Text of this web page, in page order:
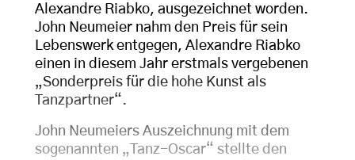
Alexandre Riabko, ausgezeichnet worden.
John Neumeier nahm den Preis für sein
Lebenswerk entgegen, Alexandre Riabko
einen in diesem Jahr erstmals vergebenen
„Sonderpreis für die hohe Kunst als
Tanzpartner“.
John Neumeiers Auszeichnung mit dem
sogenannten „Tanz-Oscar“ stellte den